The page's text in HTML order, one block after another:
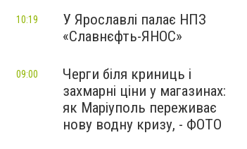
У Ярославлі палає НПЗ
«Славнєфть-ЯНОС»
10:19
Черги біля криниць і
захмарні ціни у магазинах:
як Маріуполь переживає
нову водну кризу, - ФОТО
09:00